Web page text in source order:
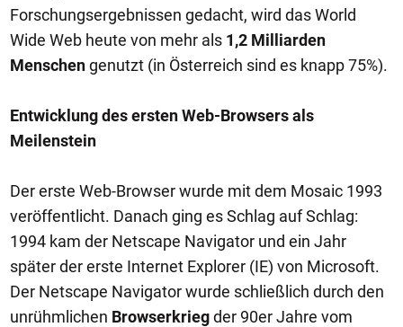
Forschungsergebnissen gedacht, wird das World
Wide Web heute von mehr als 1,2 Milliarden
Menschengenutzt (in Österreich sind es knapp 75%).
Entwicklung des ersten Web-Browsers als
Meilenstein
Der erste Web-Browser wurde mit dem Mosaic 1993
veröffentlicht. Danach ging es Schlag auf Schlag:
1994 kam der Netscape Navigator und ein Jahr
später der erste Internet Explorer (IE) von Microsoft.
Der Netscape Navigator wurde schließlich durch den
unrühmlichen Browserkriegder 90er Jahre vom